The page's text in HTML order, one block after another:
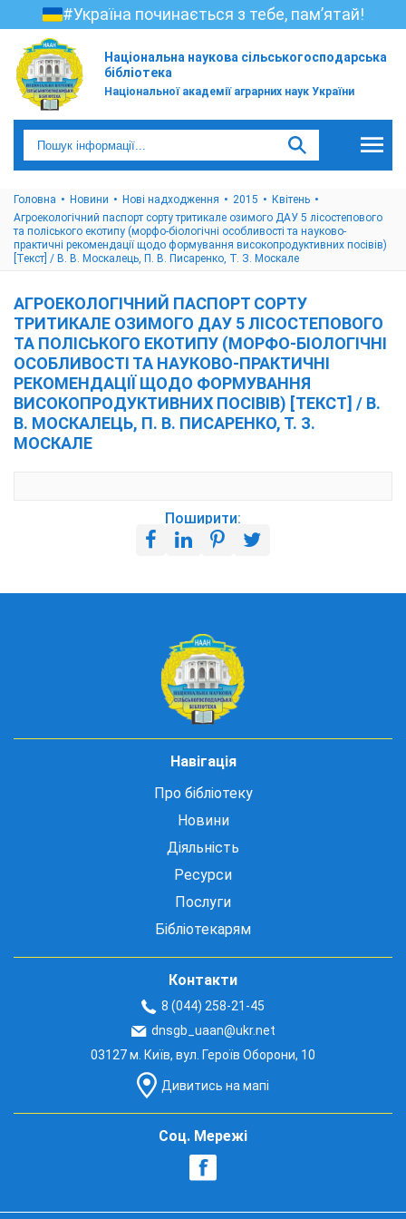
#Україна починається з тебе, пам’ятай!
Національна наукова сільськогосподарська
бібліотека
Національної академії аграрних наук України
Головна Новини Нові надходження 2015
Квітень
Агроекологічний паспорт сорту тритикале озимого ДАУ 5 лісостепового
та поліського екотипу (морфо-біологічні особливості та науково-
практичні рекомендації щодо формування високопродуктивних посівів)
[Текст] / В. В. Москалець, П. В. Писаренко, Т. З. Москале
АГРОЕКОЛОГІЧНИЙ ПАСПОРТ СОРТУ
ТРИТИКАЛЕ ОЗИМОГО ДАУ 5 ЛІСОСТЕПОВОГО
ТА ПОЛІСЬКОГО ЕКОТИПУ (МОРФО-БІОЛОГІЧНІ
ОСОБЛИВОСТІ ТА НАУКОВО-ПРАКТИЧНІ
РЕКОМЕНДАЦІЇ ЩОДО ФОРМУВАННЯ
ВИСОКОПРОДУКТИВНИХ ПОСІВІВ) [ТЕКСТ] / В.
В. МОСКАЛЕЦЬ, П. В. ПИСАРЕНКО, Т. З.
МОСКАЛЕ
Поширити:
Навігація
Про бібліотеку
Новини
Діяльність
Ресурси
Послуги
Бібліотекарям
Контакти
8 (044) 258-21-45
dnsgb_uaan@ukr.net
03127 м. Київ, вул. Героїв Оборони, 10
Дивитись на мапі
Соц. Мережі